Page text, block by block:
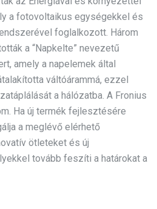
a fotovoltaikus egységekkel és
foglalkozott. Három
a “Napkelte” nevezetű
amely a napelemek által
váltóárammá, ezzel
a hálózatba. A Fronius
Ha új termék fejlesztésére
a meglévő elérhető
ötleteket és új
tovább feszíti a határokat a